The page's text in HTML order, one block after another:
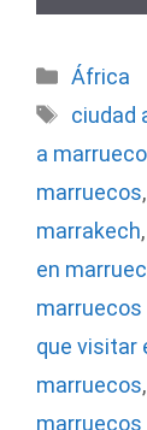
África
ciudad
a
marruecos,
marrakech,
en
marruecos
que visitar
marruecos,
marruecos